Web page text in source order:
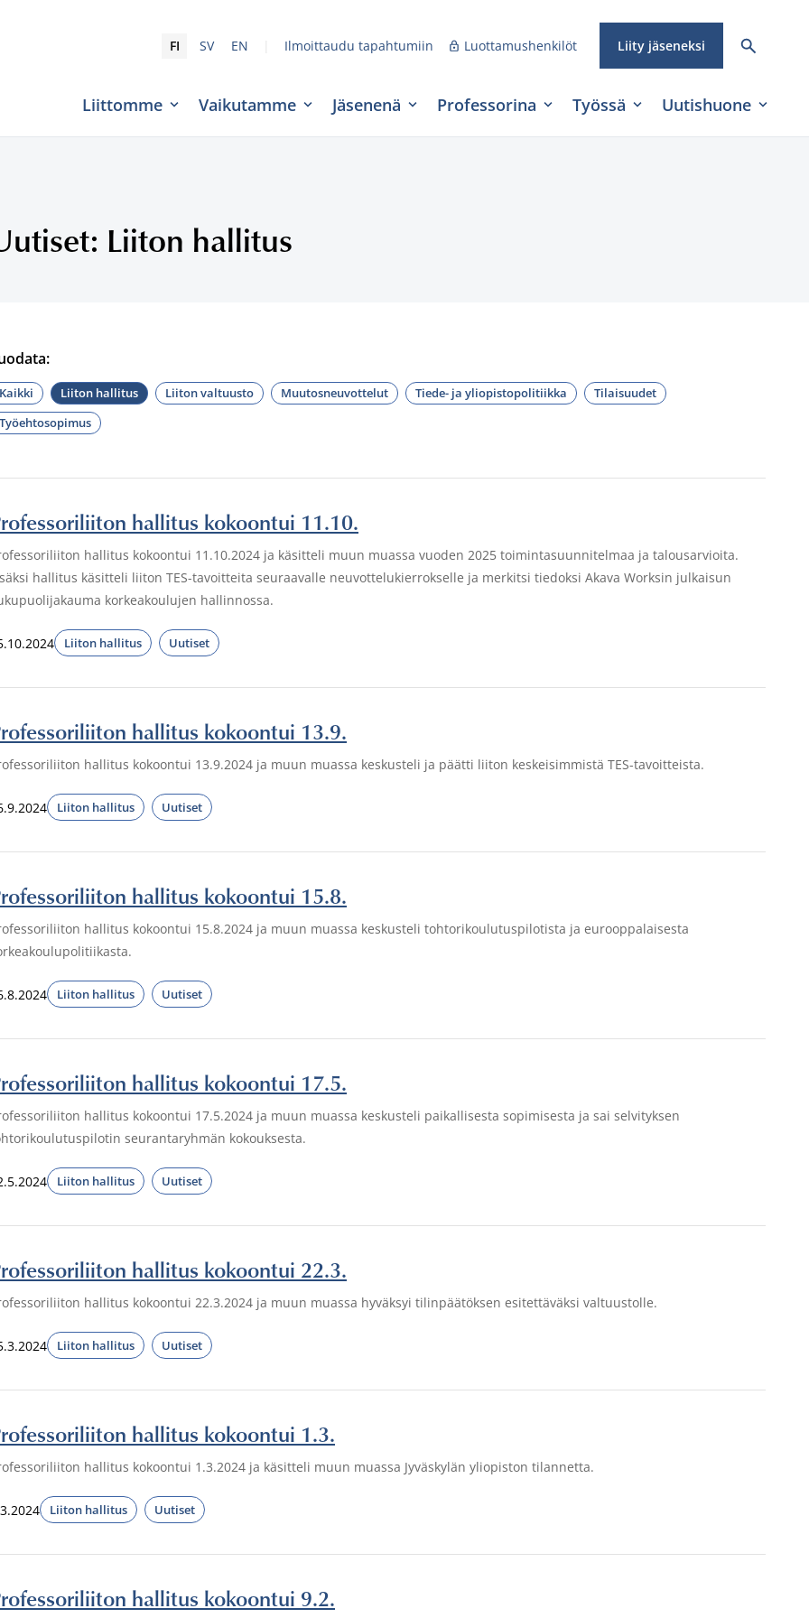
FI SV EN Ilmoittaudu tapahtumiin Luottamushenkilöt Liity jäseneksi
Liittomme Vaikutamme Jäsenenä Professorina Työssä Uutishuone
Liiton hallitus
Kaikki Liiton hallitus Liiton valtuusto Muutosneuvottelut Tiede- ja yliopistopolitiikka
Tilaisuudet
Työehtosopimus
hallitus kokoontui 11.10.
hallitus kokoontui 11.10.2024 ja käsitteli muun muassa vuoden 2025 toimintasuunnitelmaa ja talousarvioita.
hallitus käsitteli liiton TES-tavoitteita seuraavalle neuvottelukierrokselle ja merkitsi tiedoksi Akava Worksin julkaisun
korkeakoulujen hallinnossa.
Liiton hallitus Uutiset
hallitus kokoontui 13.9.
hallitus kokoontui 13.9.2024 ja muun muassa keskusteli ja päätti liiton keskeisimmistä TES-tavoitteista.
Liiton hallitus Uutiset
hallitus kokoontui 15.8.
hallitus kokoontui 15.8.2024 ja muun muassa keskusteli tohtorikoulutuspilotista ja eurooppalaisesta
Liiton hallitus Uutiset
hallitus kokoontui 17.5.
hallitus kokoontui 17.5.2024 ja muun muassa keskusteli paikallisesta sopimisesta ja sai selvityksen
seurantaryhmän kokouksesta.
Liiton hallitus Uutiset
hallitus kokoontui 22.3.
hallitus kokoontui 22.3.2024 ja muun muassa hyväksyi tilinpäätöksen esitettäväksi valtuustolle.
Liiton hallitus Uutiset
hallitus kokoontui 1.3.
hallitus kokoontui 1.3.2024 ja käsitteli muun muassa Jyväskylän yliopiston tilannetta.
Liiton hallitus Uutiset
hallitus kokoontui 9.2.